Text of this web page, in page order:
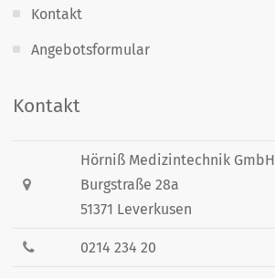
Kontakt
Angebotsformular
Kontakt
Hörniß Medizintechnik GmbH
Burgstraße 28a
51371 Leverkusen
0214 234 20